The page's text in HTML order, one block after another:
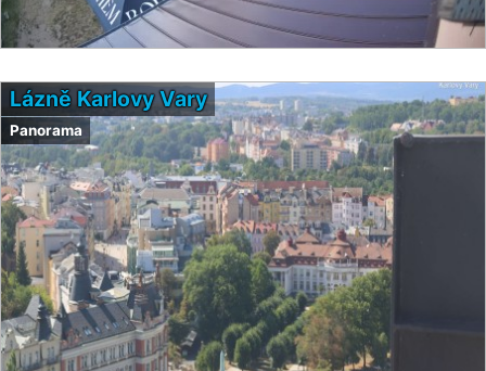
Lázně Karlovy Vary
Panorama